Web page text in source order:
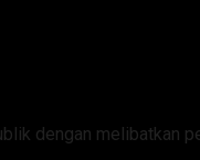
dengan melibatkan